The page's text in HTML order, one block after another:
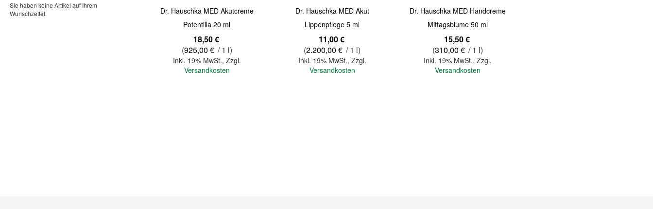
Dr. Hauschka MED Akutcreme
Potentilla 20 ml
18,50 €
(925,00 € / 1 l)
Inkl. 19% MwSt., Zzgl.
Versandkosten
Dr. Hauschka MED Akut
Lippenpflege 5 ml
11,00 €
(2.200,00 € / 1 l)
Inkl. 19% MwSt., Zzgl.
Versandkosten
Dr. Hauschka MED Handcreme
Mittagsblume 50 ml
15,50 €
(310,00 € / 1 l)
Inkl. 19% MwSt., Zzgl.
Versandkosten
Sie haben keine Artikel auf Ihrem
Wunschzettel.